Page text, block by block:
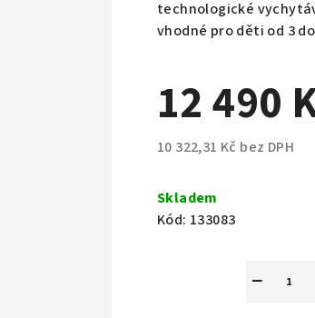
technologické
vhodné pro děti od 3
12 490
10 322,31 Kč bez DPH
cena:
Skladem
Kód: 133083
−